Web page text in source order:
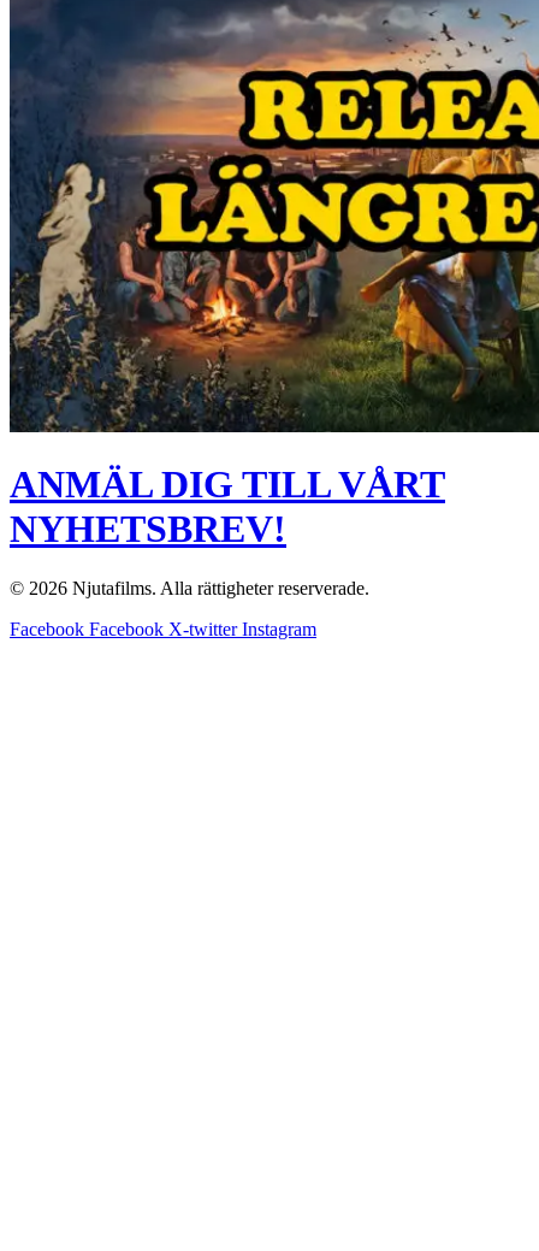
ANMÄL DIG TILL VÅRT
NYHETSBREV!
© 2026 Njutafilms. Alla rättigheter reserverade.
Facebook Facebook X-twitter Instagram